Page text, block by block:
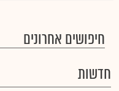
חיפושים אחרונים
חדשות